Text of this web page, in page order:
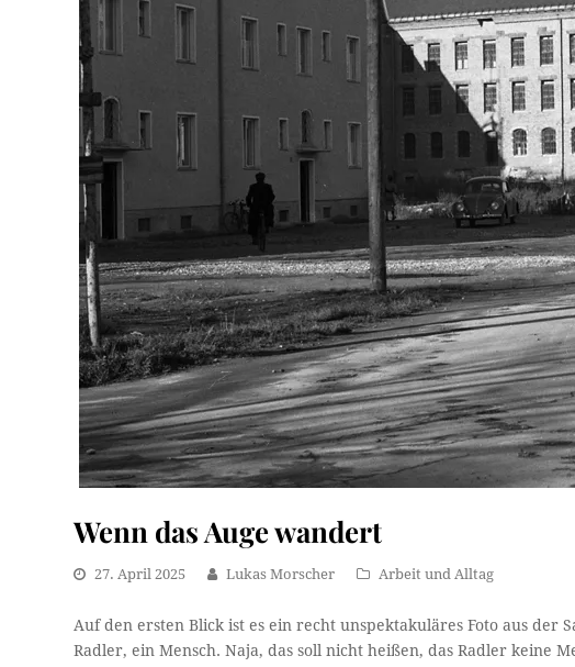
Wenn das Auge wandert
27. April 2025 Lukas Morscher Arbeit und Alltag
Auf den ersten Blick ist es ein recht unspektakuläres Foto aus der
Radler, ein Mensch. Naja, das soll nicht heißen, das Radler keine